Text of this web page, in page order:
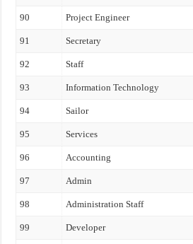
90 Project Engineer
91 Secretary
92 Staff
93 Information Technology
94 Sailor
95 Services
96 Accounting
97 Admin
98 Administration Staff
99 Developer